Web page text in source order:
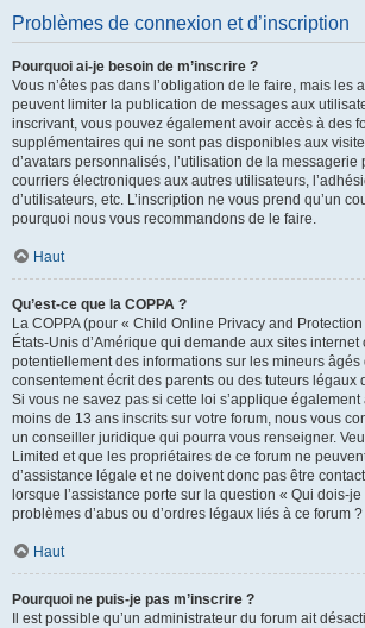
Problèmes de connexion et d’inscription
Pourquoi ai-je besoin de m’inscrire ?
Vous n’êtes pas dans l’obligation de le faire, mais les
peuvent limiter la publication de messages aux
inscrivant, vous pouvez également avoir accès à des
supplémentaires qui ne sont pas disponibles aux
d’avatars personnalisés, l’utilisation de la messagerie
courriers électroniques aux autres utilisateurs,
d’utilisateurs, etc. L’inscription ne vous prend qu’un
pourquoi nous vous recommandons de le faire.
Haut
Qu’est-ce que la COPPA ?
La COPPA (pour « Child Online Privacy and
États-Unis d’Amérique qui demande aux sites internet
potentiellement des informations sur les mineurs âgés
consentement écrit des parents ou des tuteurs légaux
Si vous ne savez pas si cette loi s’applique
moins de 13 ans inscrits sur votre forum, nous vous
un conseiller juridique qui pourra vous renseigner.
Limited et que les propriétaires de ce forum ne
d’assistance légale et ne doivent donc pas être
lorsque l’assistance porte sur la question « Qui dois-
problèmes d’abus ou d’ordres légaux liés à ce forum ?
Haut
Pourquoi ne puis-je pas m’inscrire ?
Il est possible qu’un administrateur du forum ait